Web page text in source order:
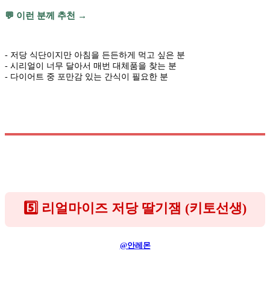
💬 이런 분께 추천 →
- 저당 식단이지만 아침을 든든하게 먹고 싶은 분
- 시리얼이 너무 달아서 매번 대체품을 찾는 분
- 다이어트 중 포만감 있는 간식이 필요한 분
5️⃣ 리얼마이즈 저당 딸기잼 (키토선생)
@안레몬